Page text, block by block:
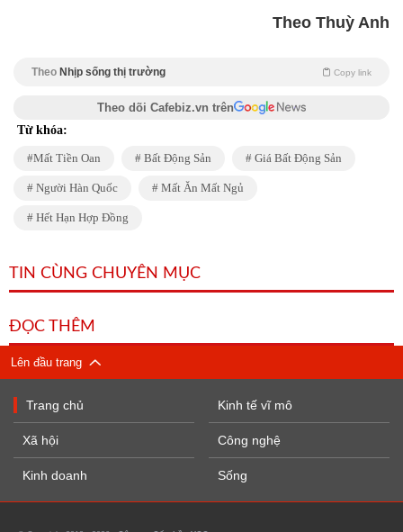
Theo Thuỳ Anh
Theo Nhịp sống thị trường Copy link
Theo dõi Cafebiz.vn trên
Từ khóa:
Mất Tiền Oan Bất Động Sản Giá Bất Động Sản
Người Hàn Quốc Mất Ăn Mất Ngủ
Hết Hạn Hợp Đồng
TIN CÙNG CHUYÊN MỤC
ĐỌC THÊM
Lên đầu trang
Trang chủ
Xã hội
Kinh doanh
Kinh tế vĩ mô
Công nghệ
Sống